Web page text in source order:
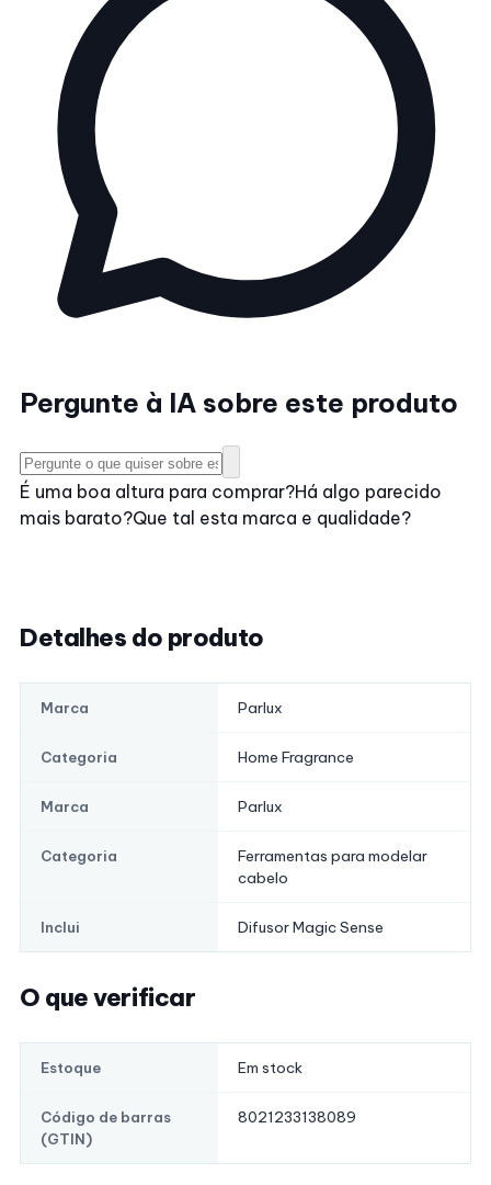
Pergunte à IA sobre este produto
É uma boa altura para comprar?Há algo parecido
mais barato?Que tal esta marca e qualidade?
Detalhes do produto
Marca Parlux
Categoria Home Fragrance
Marca Parlux
Categoria
Ferramentas para modelar
cabelo
Inclui Difusor Magic Sense
O que verificar
Estoque Em stock
Código de barras
(GTIN)
8021233138089